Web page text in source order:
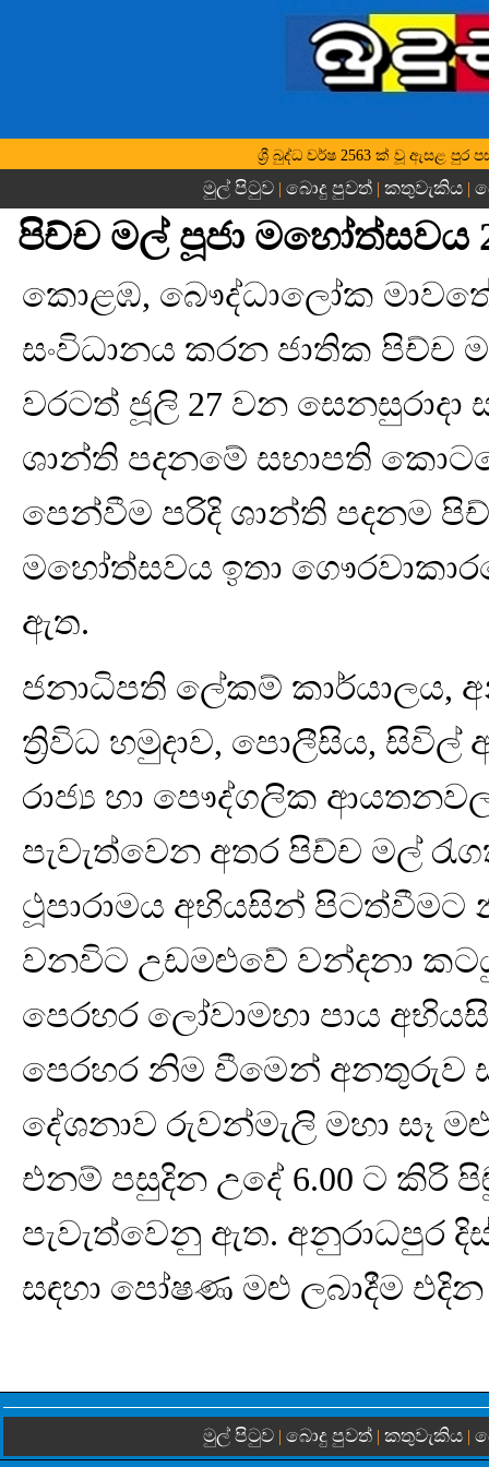
ශ්‍රී බුද්ධ වර්ෂ 2563 ක් වූ ඇසළ පුර
මුල් පිටුව | බොදු පුවත් | කතුවැකිය |
පිච්ච මල් පූජා මහෝත්සවය
කොළඹ, බෞද්ධාලෝක
සංවිධානය කරන ජාතික පිච්ච
වරටත් ජූලි 27 වන
ශාන්ති පදනමේ සභාපති
පෙන්වීම පරිදි ශාන්ති පදනම
මහෝත්සවය ඉතා
ඇත.
ජනාධිපති ලේකම් කාර්යාලය,
ත්‍රිවිධ හමුදාව, පොලීසිය,
රාජ්‍ය හා පෞද්ගලික
පැවැත්වෙන අතර පිච්ච මල්
ථූපාරාමය අභියසින් පිටත්වීමට
වනවිට උඩමළුවේ වන්දනා
පෙරහර ලෝවාමහා පාය
පෙරහර නිම වීමෙන් අනතුරුව
දේශනාව රුවන්මැලි මහා සෑ
එනම් පසුදින උදේ 6.00 ට කිරි
පැවැත්වෙනු ඇත. අනුරාධපුර
සඳහා පෝෂණ මළු ලබාදීම එදින
මුල් පිටුව | බොදු පුවත් | කතුවැකිය |